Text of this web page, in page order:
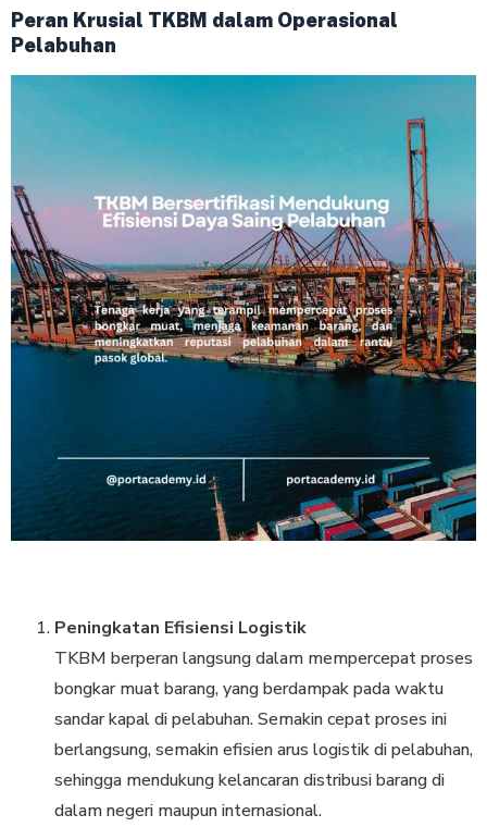
Peran Krusial TKBM dalam Operasional
Pelabuhan
Peningkatan Efisiensi Logistik
TKBM berperan langsung dalam mempercepat proses
bongkar muat barang, yang berdampak pada waktu
sandar kapal di pelabuhan. Semakin cepat proses ini
berlangsung, semakin efisien arus logistik di pelabuhan,
sehingga mendukung kelancaran distribusi barang di
dalam negeri maupun internasional.